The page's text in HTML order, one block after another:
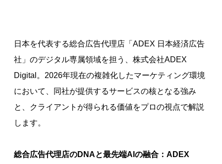
日本を代表する総合広告代理店「ADEX 日本経済広告
社」のデジタル専属領域を担う、株式会社ADEX
Digital。2026年現在の複雑化したマーケティング環境
において、同社が提供するサービスの核となる強み
と、クライアントが得られる価値をプロの視点で解説
します。
総合広告代理店のDNAと最先端AIの融合：ADEX